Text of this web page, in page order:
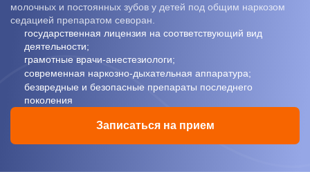
молочных и постоянных зубов у детей под общим наркозом
седацией препаратом севоран.
государственная лицензия на соответствующий вид
деятельности;
грамотные врачи-анестезиологи;
современная наркозно-дыхательная аппаратура;
безвредные и безопасные препараты последнего
поколения
Записаться на прием